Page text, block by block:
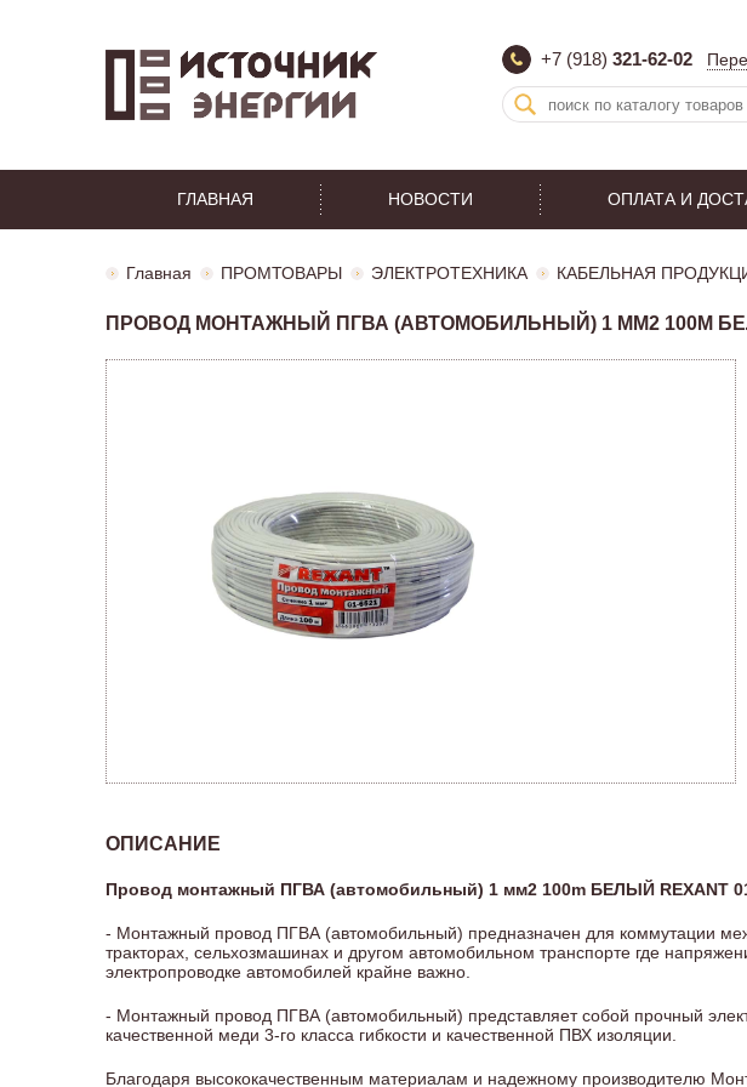
+7 (918) 321-62-02
ГЛАВНАЯ НОВОСТИ ОПЛАТА И
Главная ПРОМТОВАРЫ ЭЛЕКТРОТЕХНИКА КАБЕЛЬНАЯ
ПРОВОД МОНТАЖНЫЙ ПГВА (АВТОМОБИЛЬНЫЙ) 1 ММ2 100M
ОПИСАНИЕ
Провод монтажный ПГВА (автомобильный) 1 мм2 100m БЕЛЫЙ REXANT
- Монтажный провод ПГВА (автомобильный) предназначен для коммутации
тракторах, сельхозмашинах и другом автомобильном транспорте где
электропроводке автомобилей крайне важно.
- Монтажный провод ПГВА (автомобильный) представляет собой прочный
качественной меди 3-го класса гибкости и качественной ПВХ изоляции.
Благодаря высококачественным материалам и надежному производителю